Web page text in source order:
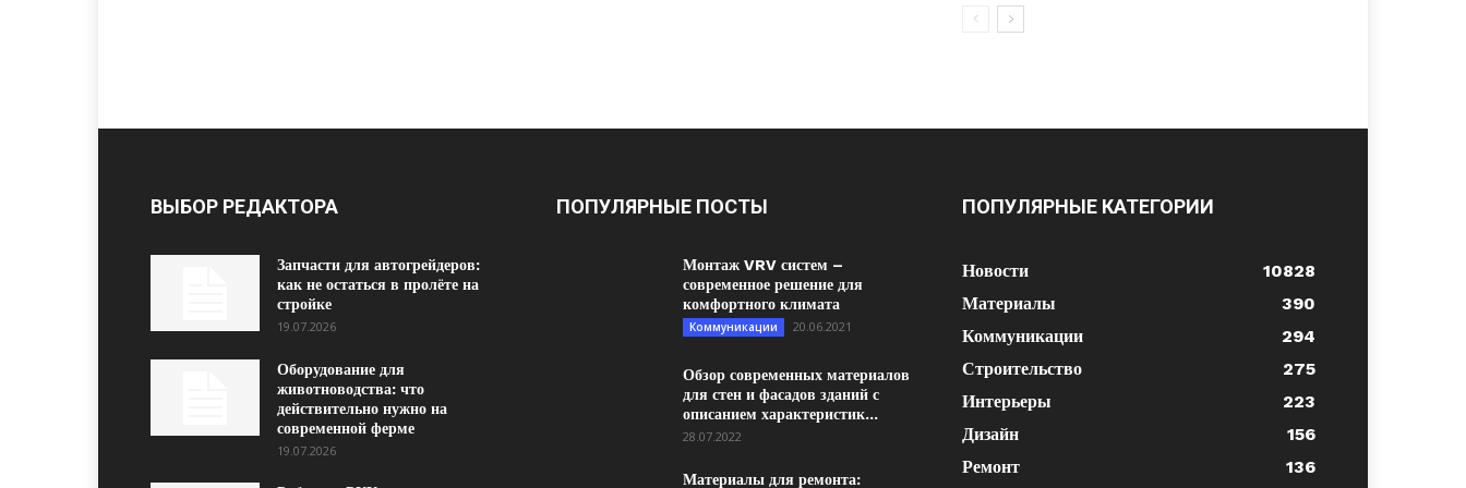
ВЫБОР РЕДАКТОРА
Запчасти для автогрейдеров:
как не остаться в пролёте на
стройке
19.07.2026
Оборудование для
животноводства: что
действительно нужно на
современной ферме
19.07.2026
ПОПУЛЯРНЫЕ ПОСТЫ
Монтаж VRV систем –
современное решение для
комфортного климата
Коммуникации 20.06.2021
Обзор современных материалов
для стен и фасадов зданий с
описанием характеристик...
28.07.2022
Материалы для ремонта:
ПОПУЛЯРНЫЕ КАТЕГОРИИ
Новости
10828
Материалы
390
Коммуникации
294
Строительство
275
Интерьеры
223
Дизайн
156
Ремонт
136